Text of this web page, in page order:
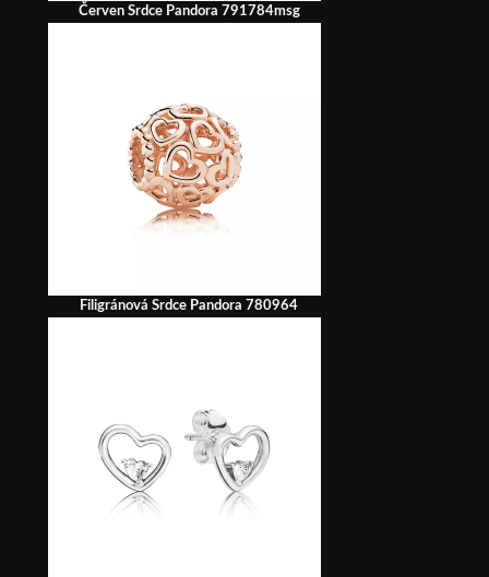
Červen Srdce Pandora 791784msg
Filigránová Srdce Pandora 780964